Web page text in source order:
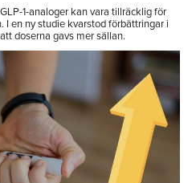
1-analoger kan vara tillräcklig för
en ny studie kvarstod förbättringar i
doserna gavs mer sällan.